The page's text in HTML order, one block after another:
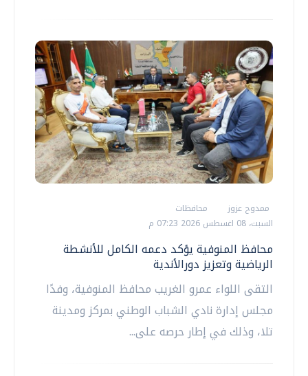
ممدوح عزوز
محافظات
السبت، 08 اغسطس 2026 07:23 م
محافظ المنوفية يؤكد دعمه الكامل للأنشطة
الرياضية وتعزيز دورالأندية
التقى اللواء عمرو الغريب محافظ المنوفية، وفدًا
مجلس إدارة نادي الشباب الوطني بمركز ومدينة
تلا، وذلك في إطار حرصه على...